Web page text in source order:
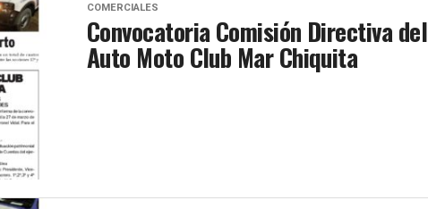
COMERCIALES
Convocatoria Comisión Directiva del
Auto Moto Club Mar Chiquita